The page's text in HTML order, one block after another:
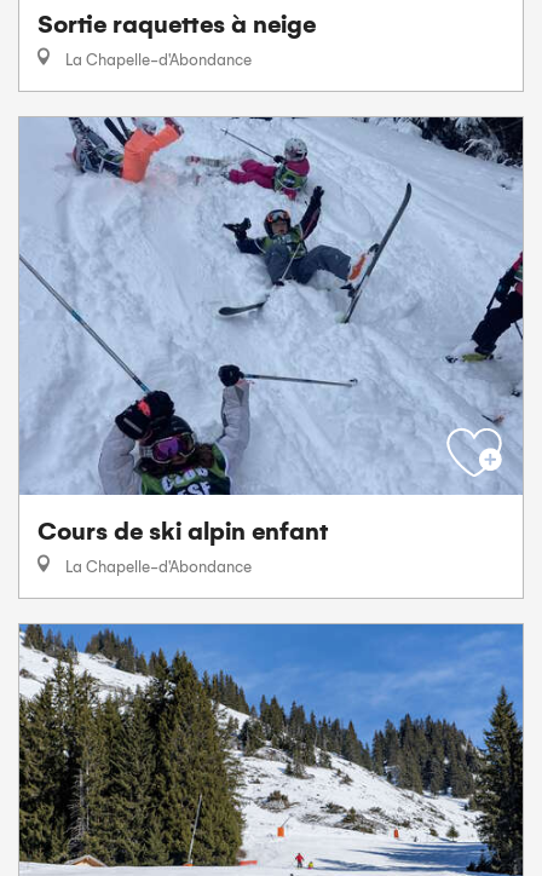
Sortie raquettes à neige
La Chapelle-d'Abondance
Cours de ski alpin enfant
La Chapelle-d'Abondance